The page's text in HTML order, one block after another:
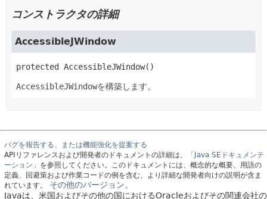
コンストラクタの詳細
AccessibleJWindow
protected AccessibleJWindow()
AccessibleJWindowを構築します。
バグを報告する、または機能強化を提案する
APIリファレンスおよび開発者のドキュメントの詳細は、
「Java SEドキュメンテ
ーション」 を参照してください。このドキュメントには、概念的な概要、用語の
定義、回避策および作業コードの例を含む、より詳細な開発者向けの説明が含ま
れています。
その他のバージョン。
Javaは、米国およびその他の国におけるOracleおよびその関連会社の